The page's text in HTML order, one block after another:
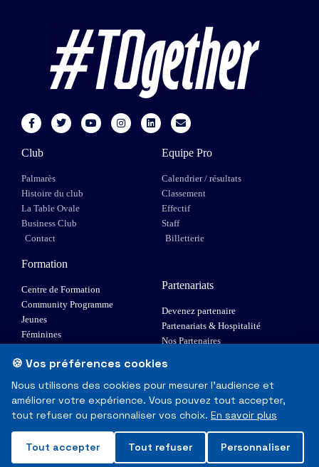
Club
Palmarès
Histoire du club
La Table Ovale
Business Club
Contact
Equipe Pro
Calendrier / résultats
Classement
Effectif
Staff
Billetterie
Formation
Centre de Formation
Community Programme
Jeunes
Féminines
Elite 1
Partenariats
Devenez partenaire
Partenariats & Hospitalité
Nos Partenaires
© Toulouse Olympique XIII - Tous droits réservés
Mentions Légales & RGPD
Made with❤in Toulouse
🍪 Vos préférences cookies
Nous utilisons des cookies pour mesurer l'audience et
améliorer votre expérience. Vous pouvez tout accepter,
tout refuser ou personnaliser vos choix. En savoir plus
Tout accepter Tout refuser Personnaliser